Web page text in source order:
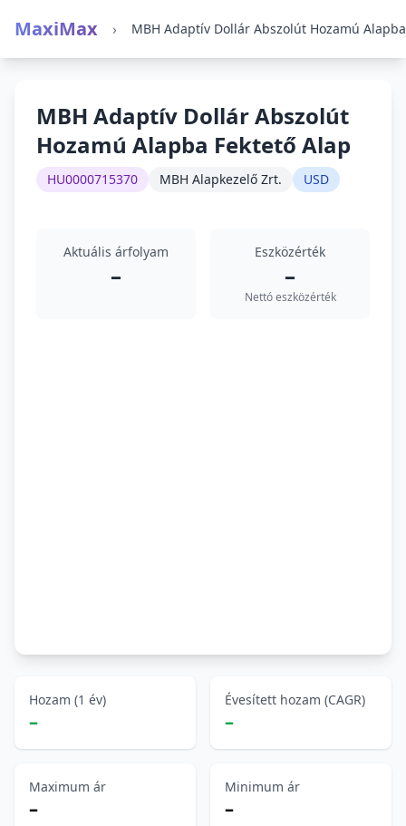
MaxiMax ›
MBH Adaptív Dollár Abszolút
Hozamú Alapba Fektető Alap
HU0000715370 MBH Alapkezelő Zrt. USD
Aktuális árfolyam
–
Eszközérték
–
Nettó eszközérték
Hozam (1 év)
–
Évesített hozam (CAGR)
–
Maximum ár
–
Minimum ár
–